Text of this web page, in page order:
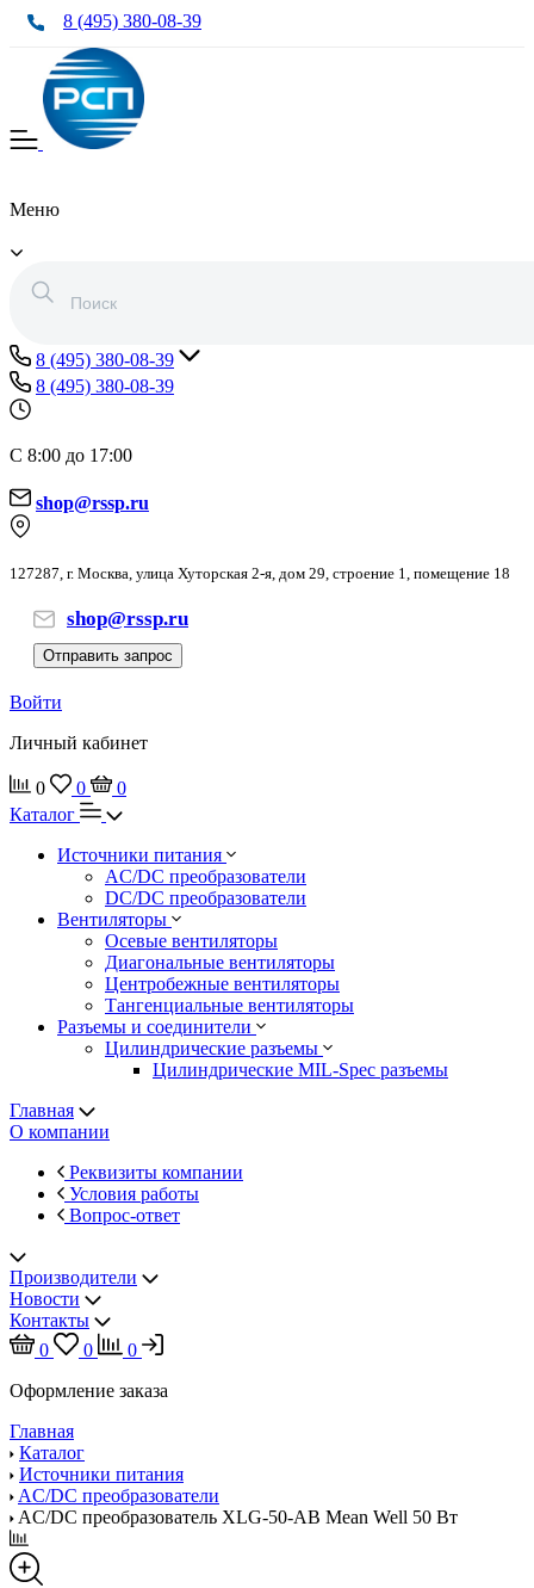
8 (495) 380-08-39
Меню
8 (495) 380-08-39
8 (495) 380-08-39
С 8:00 до 17:00
shop@rssp.ru
127287, г. Москва, улица Хуторская 2-я, дом 29, строение 1, помещение 18
shop@rssp.ru
Отправить запрос
Войти
Личный кабинет
0 0
0
Каталог
Источники питания
AC/DC преобразователи
DC/DC преобразователи
Вентиляторы
Осевые вентиляторы
Диагональные вентиляторы
Центробежные вентиляторы
Тангенциальные вентиляторы
Разъемы и соединители
Цилиндрические разъемы
Цилиндрические MIL-Spec разъемы
Главная
О компании
Реквизиты компании
Условия работы
Вопрос-ответ
Производители
Новости
Контакты
0
0
0
Оформление заказа
Главная
Каталог
Источники питания
AC/DC преобразователи
AC/DC преобразователь XLG-50-AB Mean Well 50 Вт